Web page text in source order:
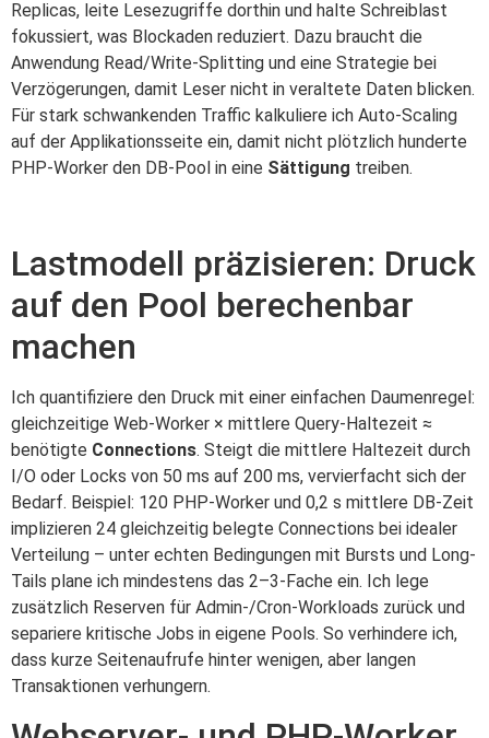
Replicas, leite Lesezugriffe dorthin und halte Schreiblast
fokussiert, was Blockaden reduziert. Dazu braucht die
Anwendung Read/Write-Splitting und eine Strategie bei
Verzögerungen, damit Leser nicht in veraltete Daten blicken.
Für stark schwankenden Traffic kalkuliere ich Auto-Scaling
auf der Applikationsseite ein, damit nicht plötzlich hunderte
PHP-Worker den DB-Pool in eine Sättigung treiben.
Lastmodell präzisieren: Druck
auf den Pool berechenbar
machen
Ich quantifiziere den Druck mit einer einfachen Daumenregel:
gleichzeitige Web-Worker × mittlere Query-Haltezeit ≈
benötigte Connections. Steigt die mittlere Haltezeit durch
I/O oder Locks von 50 ms auf 200 ms, vervierfacht sich der
Bedarf. Beispiel: 120 PHP-Worker und 0,2 s mittlere DB-Zeit
implizieren 24 gleichzeitig belegte Connections bei idealer
Verteilung – unter echten Bedingungen mit Bursts und Long-
Tails plane ich mindestens das 2–3‑Fache ein. Ich lege
zusätzlich Reserven für Admin-/Cron-Workloads zurück und
separiere kritische Jobs in eigene Pools. So verhindere ich,
dass kurze Seitenaufrufe hinter wenigen, aber langen
Transaktionen verhungern.